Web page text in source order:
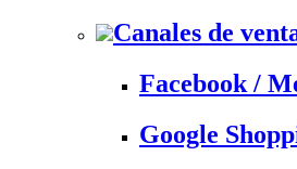
Canales de
Facebook /
Google